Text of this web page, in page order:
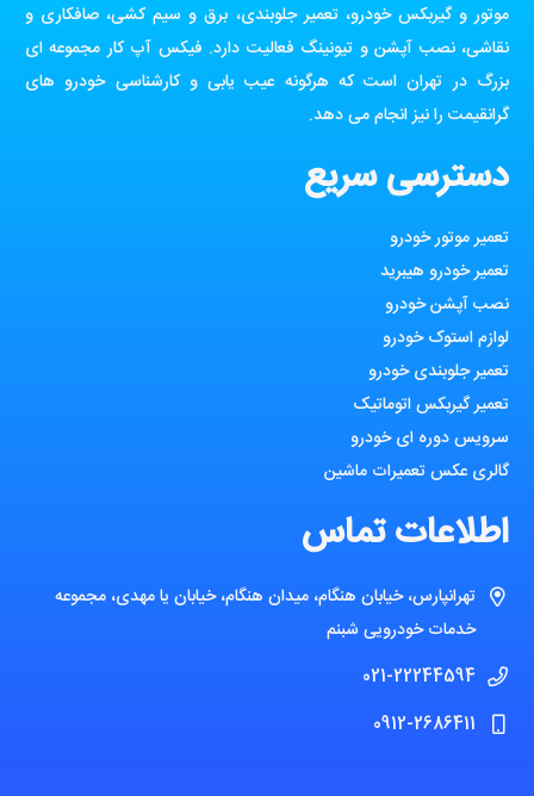
موتور و گیربکس خودرو، تعمیر جلوبندی، برق و سیم کشی، صافکاری و
نقاشی، نصب آپشن و تیونینگ فعالیت دارد. فیکس آپ کار مجموعه ای
بزرگ در تهران است که هرگونه عیب یابی و کارشناسی خودرو های
گرانقیمت را نیز انجام می دهد.
دسترسی سریع
تعمیر موتور خودرو
تعمیر خودرو هیبرید
نصب آپشن خودرو
لوازم استوک خودرو
تعمیر جلوبندی خودرو
تعمیر گیربکس اتوماتیک
سرویس دوره ای خودرو
گالری عکس تعمیرات ماشین
اطلاعات تماس
تهرانپارس، خیابان هنگام، میدان هنگام، خیابان یا مهدی، مجموعه
خدمات خودرویی شبنم
021-22244594
0912-2686411